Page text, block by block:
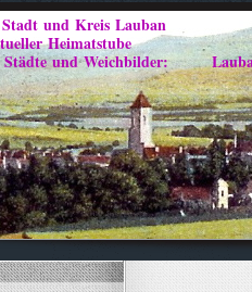
Kreis Lauban
Lauban -